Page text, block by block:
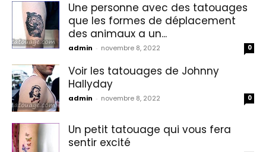
Une personne avec des tatouages
que les formes de déplacement
des animaux a un...
admin - novembre 8, 2022 0
Voir les tatouages de Johnny
Hallyday
admin - novembre 8, 2022 0
Un petit tatouage qui vous fera
sentir excité